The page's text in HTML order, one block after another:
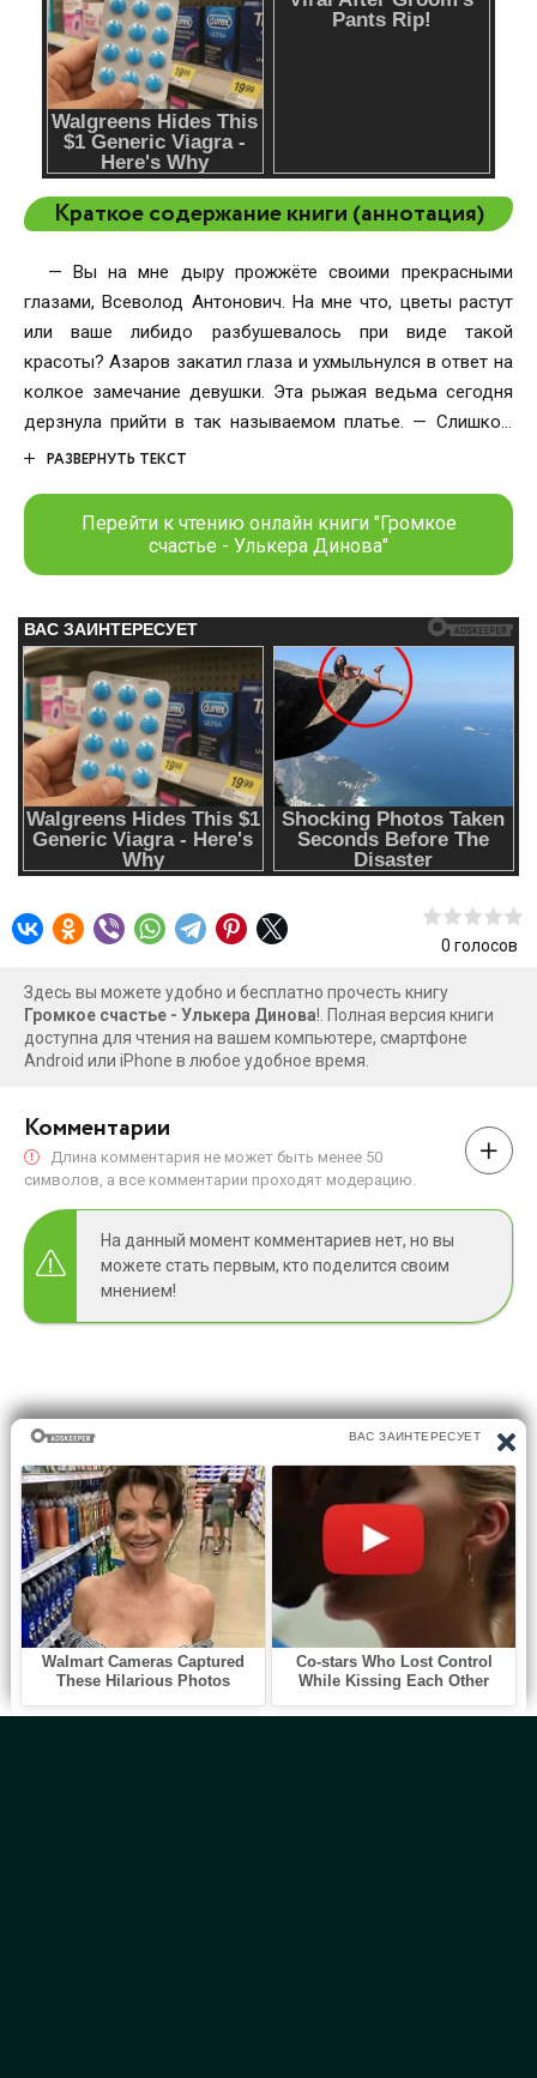
Краткое содержание книги (аннотация)
— Вы на мне дыру прожжёте своими прекрасными
глазами, Всеволод Антонович. На мне что, цветы растут
или ваше либидо разбушевалось при виде такой
красоты? Азаров закатил глаза и ухмыльнулся в ответ на
колкое замечание девушки. Эта рыжая ведьма сегодня
дерзнула прийти в так называемом платье. — Слишком
много на себя берёте, Мария Олеговна. Ваши штучки
иммунитет есть. Так что, не прокатит. Будьте любезны
надеть наряд поприличнее завтра. Здесь не бордель и не
клуб вам. Я ясно выразился? — Предельно. Непременно,
теперь, если не возражаете, пойду трудиться, как пчёлка.
— Вот и трудитесь идите, не мельтешите. Свободны! В его
кабинете между ними искрило сейчас, мама не горюй.
Поднесет кто спичку, сметёт ударной волной на
километры. Либо добьют друг друга, либо…
РАЗВЕРНУТЬ ТЕКСТ
Перейти к чтению онлайн книги "Громкое
счастье - Улькера Динова"
0 голосов
Здесь вы можете удобно и бесплатно прочесть книгу
Громкое счастье - Улькера Динова!. Полная версия книги
доступна для чтения на вашем компьютере, смартфоне
Android или iPhone в любое удобное время.
Комментарии
Длина комментария не может быть менее 50
символов, а все комментарии проходят модерацию.
На данный момент комментариев нет, но вы
можете стать первым, кто поделится своим
мнением!